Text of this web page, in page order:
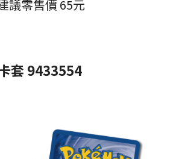
議零售價 65元
套 9433554